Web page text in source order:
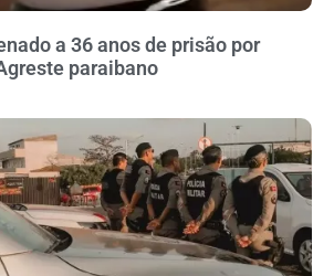
a 36 anos de prisão por
paraibano